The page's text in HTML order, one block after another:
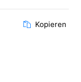
Kopieren